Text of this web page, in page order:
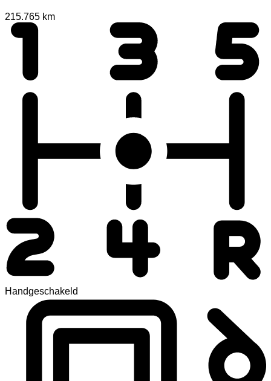
215.765 km
Handgeschakeld